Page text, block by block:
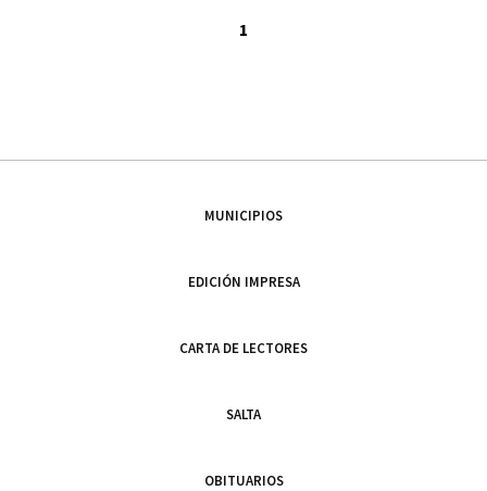
1
MUNICIPIOS
EDICIÓN IMPRESA
CARTA DE LECTORES
SALTA
OBITUARIOS